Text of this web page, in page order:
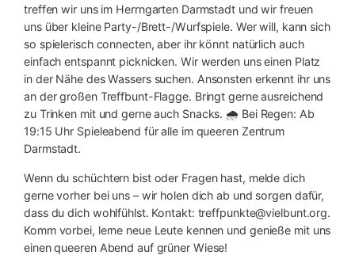
treffen wir uns im Herrngarten Darmstadt und wir freuen
uns über kleine Party-/Brett-/Wurfspiele. Wer will, kann sich
so spielerisch connecten, aber ihr könnt natürlich auch
einfach entspannt picknicken. Wir werden uns einen Platz
in der Nähe des Wassers suchen. Ansonsten erkennt ihr uns
an der großen Treffbunt-Flagge. Bringt gerne ausreichend
zu Trinken mit und gerne auch Snacks. 🌧️ Bei Regen: Ab
19:15 Uhr Spieleabend für alle im queeren Zentrum
Darmstadt.
Wenn du schüchtern bist oder Fragen hast, melde dich
gerne vorher bei uns – wir holen dich ab und sorgen dafür,
dass du dich wohlfühlst. Kontakt: treffpunkte@vielbunt.org.
Komm vorbei, lerne neue Leute kennen und genieße mit uns
einen queeren Abend auf grüner Wiese!